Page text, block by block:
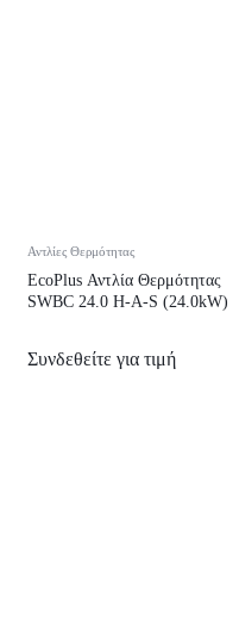
Αντλίες Θερμότητας
EcoPlus Αντλία Θερμότητας
SWBC 24.0 H-A-S (24.0kW)
Συνδεθείτε για τιμή